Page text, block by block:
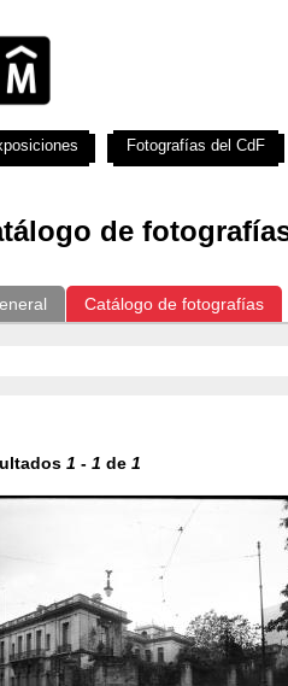
de
Catálogo de fotografías
1 - 1 de 1
Fotografías del CdF